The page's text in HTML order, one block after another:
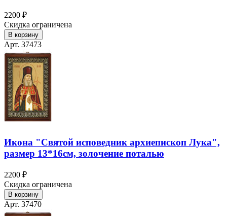
2200 ₽
Скидка ограничена
В корзину
Арт. 37473
Икона "Святой исповедник архиепископ Лука",
размер 13*16см, золочение поталью
2200 ₽
Скидка ограничена
В корзину
Арт. 37470